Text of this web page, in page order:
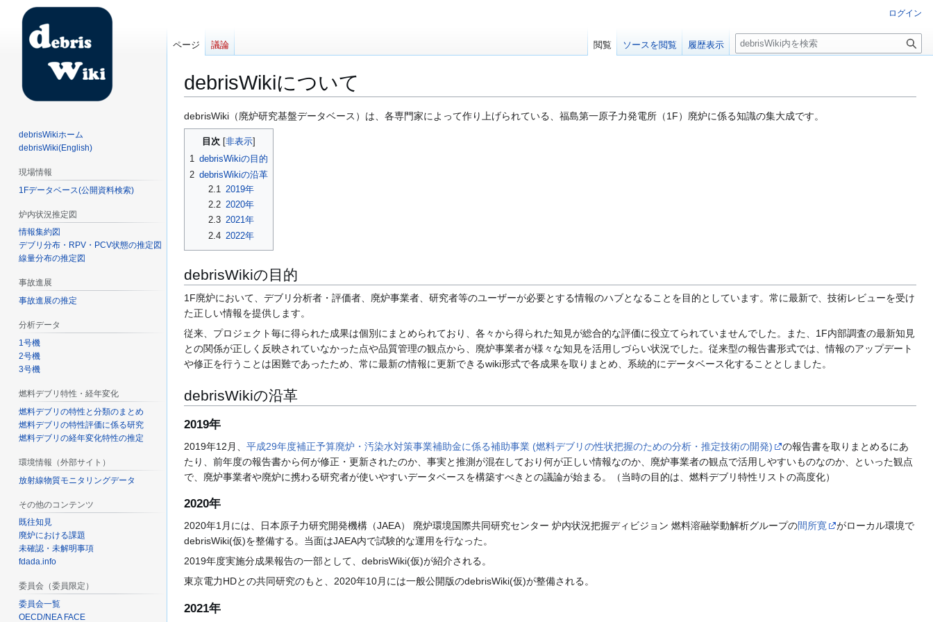
debrisWikiについて
ナ
ビ
ー
シ
動
検
索
移
動
debrisWiki（廃炉研究基盤データベース）は、各専門家によって作り上げられている、福島第一原子力発電所（1F）廃炉に係る知識の集大成です。
目次
1 debrisWikiの目的
2 debrisWikiの沿革
2.1
2019年
2.2 2020年
2.3 2021年
2.4 2022年
debrisWikiの目的
1F廃炉において、デブリ分析者・評価者、廃炉事業者、研究者等のユーザーが必要とする情報のハブとなることを目的としています。常に最新で、技術レビューを受け
た正しい情報を提供します。
従来、プロジェクト毎に得られた成果は個別にまとめられており、各々から得られた知見が総合的な評価に役立てられていませんでした。また、1F内部調査の最新知見
との関係が正しく反映されていなかった点や品質管理の観点から、廃炉事業者が様々な知見を活用しづらい状況でした。従来型の報告書形式では、情報のアップデート
や修正を行うことは困難であったため、常に最新の情報に更新できるwiki形式で各成果を取りまとめ、系統的にデータベース化することとしました。
debrisWikiの沿革
2019年
2019年12月、 平成29年度補正予算廃炉・汚染水対策事業補助金に係る補助事業 (燃料デブリの性状把握のための分析・推定技術の開発)
の報告書を取りまとめるにあ
たり、前年度の報告書から何が修正・更新されたのか、事実と推測が混在しており何が正しい情報なのか、廃炉事業者の観点で活用しやすいものなのか、といった観点
で、廃炉事業者や廃炉に携わる研究者が使いやすいデータベースを構築すべきとの議論が始まる。（当時の目的は、燃料デブリ特性リストの高度化）
2020年
2020年1月には、日本原子力研究開発機構（JAEA） 廃炉環境国際共同研究センター 炉内状況把握ディビジョン 燃料溶融挙動解析グループの間所寛
がローカル環境で
debrisWiki(仮)を整備する。当面はJAEA内で試験的な運用を行なった。
2019年度実施分成果報告の一部として、debrisWiki(仮)が紹介される。
東京電力HDとの共同研究のもと、2020年10月には一般公開版のdebrisWiki(仮)が整備される。
2021年
ログイン
ページ 議論 閲覧 ソースを閲覧 履歴表示
検
索
debrisWikiホーム
debrisWiki(English)
現場情報
1Fデータベース(公開資料検索)
炉内状況推定図
情報集約図
デブリ分布・RPV・PCV状態の推定図
線量分布の推定図
事故進展
事故進展の推定
分析データ
1号機
2号機
3号機
燃料デブリ特性・経年変化
燃料デブリの特性と分類のまとめ
燃料デブリの特性評価に係る研究
燃料デブリの経年変化特性の推定
環境情報（外部サイト）
放射線物質モニタリングデータ
その他のコンテンツ
既往知見
廃炉における課題
未確認・未解明事項
fdada.info
委員会（委員限定）
委員会一覧
OECD/NEA FACE